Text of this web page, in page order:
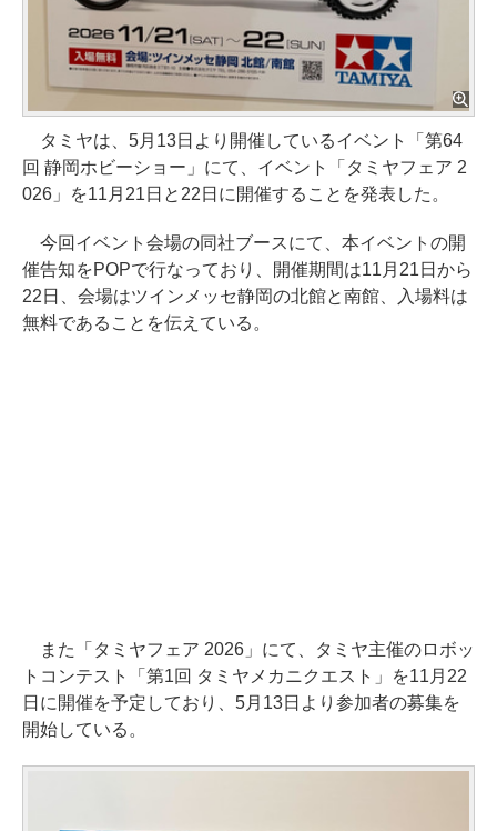
タミヤは、5月13日より開催しているイベント「第64
回 静岡ホビーショー」にて、イベント「タミヤフェア 2
026」を11月21日と22日に開催することを発表した。
今回イベント会場の同社ブースにて、本イベントの開
催告知をPOPで行なっており、開催期間は11月21日から
22日、会場はツインメッセ静岡の北館と南館、入場料は
無料であることを伝えている。
また「タミヤフェア 2026」にて、タミヤ主催のロボッ
トコンテスト「第1回 タミヤメカニクエスト」を11月22
日に開催を予定しており、5月13日より参加者の募集を
開始している。